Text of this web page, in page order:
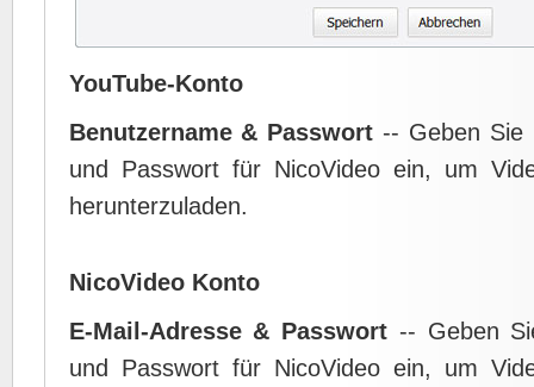
YouTube-Konto
Benutzername & Passwort -- Geben Sie
und Passwort für NicoVideo ein, um
herunterzuladen.
NicoVideo Konto
E-Mail-Adresse & Passwort -- Geben
und Passwort für NicoVideo ein, um